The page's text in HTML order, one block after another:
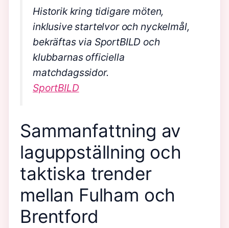
Historik kring tidigare möten,
inklusive startelvor och nyckelmål,
bekräftas via SportBILD och
klubbarnas officiella
matchdagssidor.
SportBILD
Sammanfattning av
laguppställning och
taktiska trender
mellan Fulham och
Brentford